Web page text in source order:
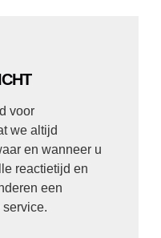
voor
we altijd
en wanneer u
reactietijd en
een